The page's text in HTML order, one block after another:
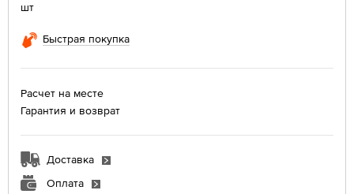
шт
Быстрая покупка
Расчет на месте
Гарантия и возврат
Доставка
Оплата